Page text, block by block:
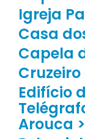
Igreja
Casa
Capela
Cruzeiro
Edifício
Arouca